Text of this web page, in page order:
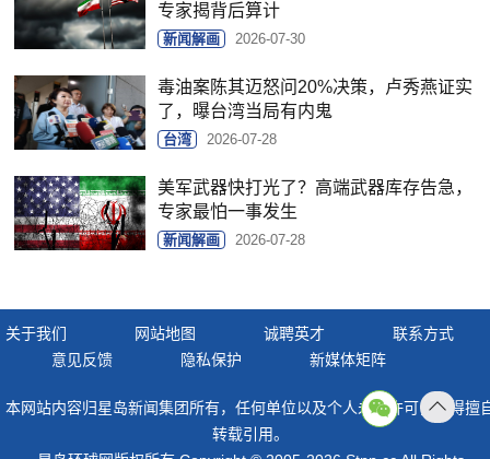
专家揭背后算计
新闻解画 2026-07-30
毒油案陈其迈怒问20%决策，卢秀燕证实
了，曝台湾当局有内鬼
台湾 2026-07-28
美军武器快打光了？高端武器库存告急，
专家最怕一事发生
新闻解画 2026-07-28
关于我们 网站地图 诚聘英才
联系方式
意见反馈
隐私保护 新媒体矩阵
本网站内容归星岛新闻集团所有，任何单位以及个人未经许可，不得擅
转载引用。